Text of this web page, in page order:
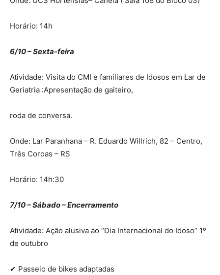
Horário: 14h
6/10 – Sexta-feira
Atividade: Visita do CMI e familiares de Idosos em Lar de
Geriatria :Apresentação de gaiteiro,
roda de conversa.
Onde: Lar Paranhana – R. Eduardo Willrich, 82 – Centro,
Três Coroas – RS
Horário: 14h:30
7/10 – Sábado – Encerramento
Atividade: Ação alusiva ao “Dia Internacional do Idoso” 1º
de outubro
✔ Passeio de bikes adaptadas